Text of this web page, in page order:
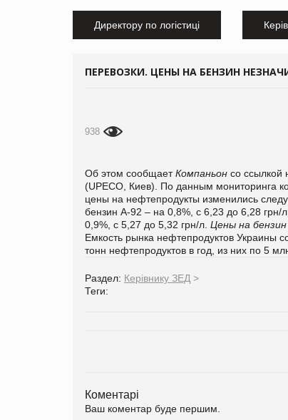
Директору по логістиці
ПЕРЕВОЗКИ. ЦЕНЫ НА БЕНЗИН
938
Об этом сообщаетКомпаньон со ссылкой
(UPECO, Киев). По данным мониторинга
цены на нефтепродукты изменились
бензин А-92 – на 0,8%, с 6,23 до 6,28 грн/
0,9%, с 5,27 до 5,32 грн/л. Цены на
Емкость рынка нефтепродуктов Украины
тонн нефтепродуктов в год, из них по 5
Раздел: Керівнику ЗЕД >
Теги:
Коментарі
Ваш коментар буде першим.